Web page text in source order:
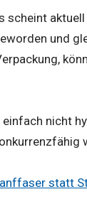
und
nicht
statt